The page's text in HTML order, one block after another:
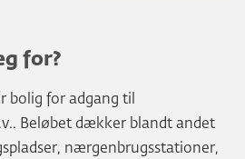
for?
bolig for adgang til
Beløbet dækker blandt andet
nærgenbrugsstationer,